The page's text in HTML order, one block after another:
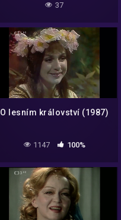
37
O lesním království (1987)
1147 100%